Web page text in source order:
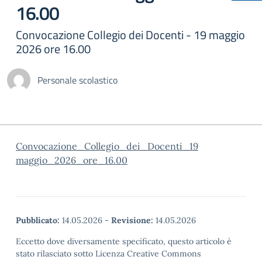
16.00
Convocazione Collegio dei Docenti - 19 maggio
2026 ore 16.00
Personale scolastico
Convocazione_Collegio_dei_Docenti_19
maggio_2026_ore_16.00
Pubblicato: 14.05.2026 - Revisione: 14.05.2026
Eccetto dove diversamente specificato, questo articolo è
stato rilasciato sotto Licenza Creative Commons